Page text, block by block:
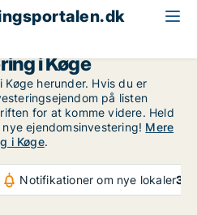
i Køge
Køge herunder. Hvis du er
på listen
for at komme videre. Held
ejendomsinvestering! Mere
i Køge.
Notifikationer om nye lokaler